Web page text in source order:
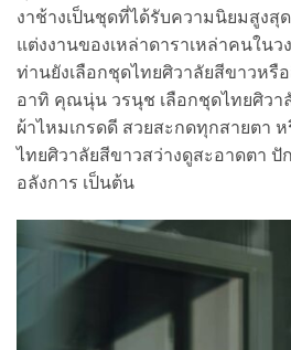
งาช้างเป็นชุดที่ได้รับความนิยมสูง
แต่งงานของเหล่าดาราเหล่าคนในว
ท่านยังเลือกชุดไทยศิวาลัยสีขาวหรื
อาทิ คุณนุ่น วรนุช เลือกชุดไทยศิวา
ผ้าไหมเกรดดี สวยสะกดทุกสายตา
ไทยศิวาลัยสีขาวสว่างดูสะอาดตา
อลังการ เป็นต้น